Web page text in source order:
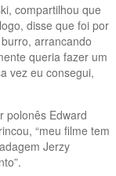
compartilhou que
disse que foi por
arrancando
queria fazer um
vez eu consegui,
polonês Edward
“meu filme tem
Jerzy